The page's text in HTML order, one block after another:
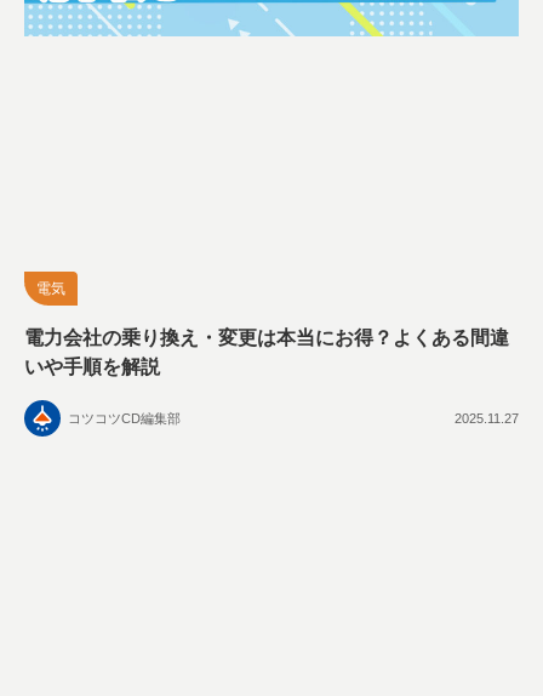
電気
電力会社の乗り換え・変更は本当にお得？よくある間違
いや手順を解説
コツコツCD編集部 2025.11.27